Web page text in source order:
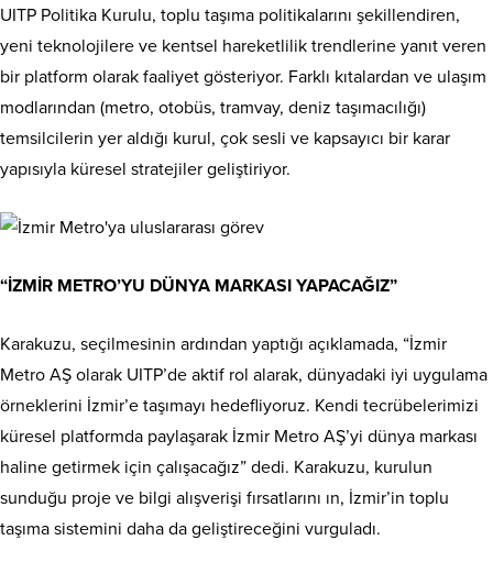
UITP Politika Kurulu, toplu taşıma politikalarını şekillendiren,
yeni teknolojilere ve kentsel hareketlilik trendlerine yanıt veren
bir platform olarak faaliyet gösteriyor. Farklı kıtalardan ve ulaşım
modlarından (metro, otobüs, tramvay, deniz taşımacılığı)
temsilcilerin yer aldığı kurul, çok sesli ve kapsayıcı bir karar
yapısıyla küresel stratejiler geliştiriyor.
“İZMİR METRO’YU DÜNYA MARKASI YAPACAĞIZ”
Karakuzu, seçilmesinin ardından yaptığı açıklamada, “İzmir
Metro AŞ olarak UITP’de aktif rol alarak, dünyadaki iyi uygulama
örneklerini İzmir’e taşımayı hedefliyoruz. Kendi tecrübelerimizi
küresel platformda paylaşarak İzmir Metro AŞ’yi dünya markası
haline getirmek için çalışacağız” dedi. Karakuzu, kurulun
sunduğu proje ve bilgi alışverişi fırsatlarını ın, İzmir’in toplu
taşıma sistemini daha da geliştireceğini vurguladı.